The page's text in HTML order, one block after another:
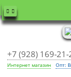
+7 (928) 169-21-
Интернет магазин Опт: